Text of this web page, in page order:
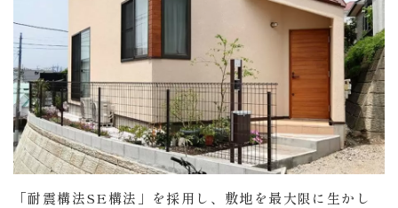
「耐震構法SE構法」を採用し、敷地を最大限に生かし